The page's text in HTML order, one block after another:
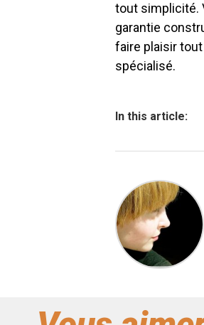
tout simplicité.
garantie
faire plaisir
spécialisé.
In this article: